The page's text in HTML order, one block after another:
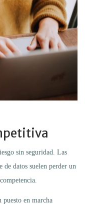
sin seguridad. Las
de datos suelen perder un
puesto en marcha